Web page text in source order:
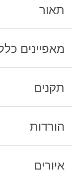
תאור
מאפיינים
תקנים
הורדות
איורים